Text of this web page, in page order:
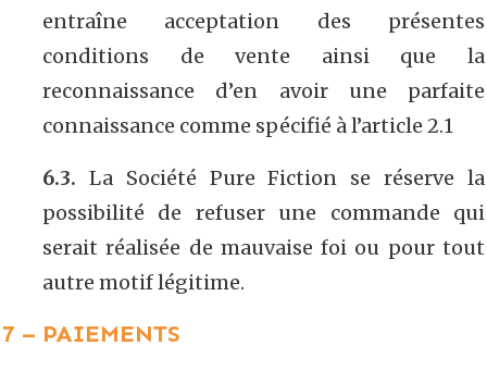
entraîne acceptation des présentes
conditions de vente ainsi que la
reconnaissance d’en avoir une parfaite
connaissance comme spécifié à l’article 2.1
6.3. La Société Pure Fiction se réserve la
possibilité de refuser une commande qui
serait réalisée de mauvaise foi ou pour tout
autre motif légitime.
7 – PAIEMENTS